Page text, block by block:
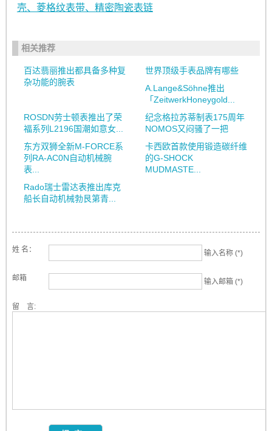
壳、菱格纹表带、精密陶瓷表链
相关推荐
百达翡丽推出都具备多种复
杂功能的腕表
世界顶级手表品牌有哪些
A.Lange&Söhne推出
「ZeitwerkHoneygold...
ROSDN劳士顿表推出了荣
福系列L2196国潮如意女...
纪念格拉苏蒂制表175周年
NOMOS又闷骚了一把
东方双狮全新M-FORCE系
列RA-AC0N自动机械腕
表...
卡西欧首款使用锻造碳纤维
的G-SHOCK
MUDMASTE...
Rado瑞士雷达表推出库克
船长自动机械勃艮第青...
姓 名： 输入名称 (*)
邮箱 输入邮箱 (*)
留 言: